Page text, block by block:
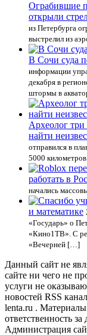
Ограбившие
открыли
из Петербурга
выстрелил из
В Сочи суда
информации
декабря в
штормы в
Археолог три
найти
отправился в
5000
работать в
начались
и математике
«Государь» о
«Кино1ТВ». С
«Вечерней […]
Данный сайт не
сайте ни чего не
услуги не
новостей RSS
lenta.ru .
ответственность
Администрация